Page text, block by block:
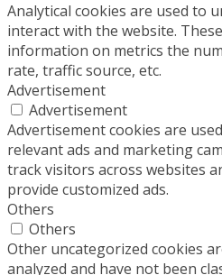
Analytical cookies are used to
interact with the website.
information on metrics the
rate, traffic source, etc.
Advertisement
Advertisement
Advertisement cookies are
relevant ads and marketing
track visitors across websites
provide customized ads.
Others
Others
Other uncategorized cookies
analyzed and have not been